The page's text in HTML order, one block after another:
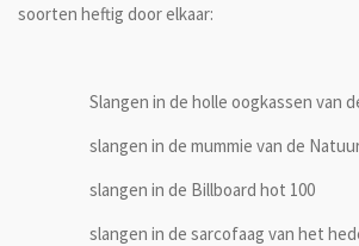
soorten heftig door elkaar:
Slangen in de holle oogkassen van
slangen in de mummie van de
slangen in de Billboard hot 100
slangen in de sarcofaag van het